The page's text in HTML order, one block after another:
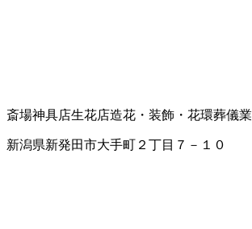
斎場神具店生花店造花・装飾・花環葬儀業
新潟県新発田市大手町２丁目７－１０